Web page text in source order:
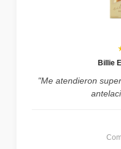
Billie
"Me atendieron